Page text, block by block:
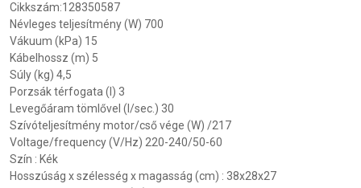
Cikkszám:128350587
Névleges teljesítmény (W) 700
Vákuum (kPa) 15
Kábelhossz (m) 5
Súly (kg) 4,5
Porzsák térfogata (l) 3
Levegőáram tömlővel (l/sec.) 30
Szívóteljesítmény motor/cső vége (W) /217
Voltage/frequency (V/Hz) 220-240/50-60
Szín : Kék
Hosszúság x szélesség x magasság (cm) : 38x28x27